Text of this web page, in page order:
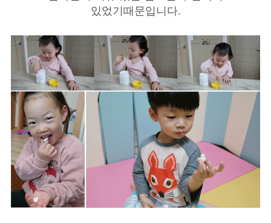
있었기때문입니다.